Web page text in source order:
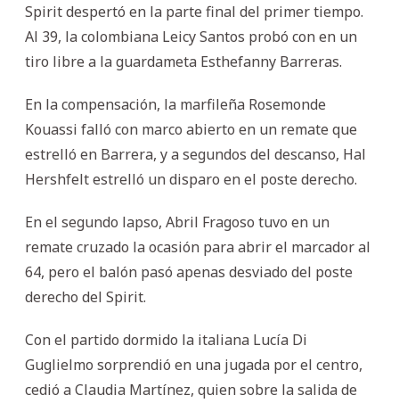
Spirit despertó en la parte final del primer tiempo.
Al 39, la colombiana Leicy Santos probó con en un
tiro libre a la guardameta Esthefanny Barreras.
En la compensación, la marfileña Rosemonde
Kouassi falló con marco abierto en un remate que
estrelló en Barrera, y a segundos del descanso, Hal
Hershfelt estrelló un disparo en el poste derecho.
En el segundo lapso, Abril Fragoso tuvo en un
remate cruzado la ocasión para abrir el marcador al
64, pero el balón pasó apenas desviado del poste
derecho del Spirit.
Con el partido dormido la italiana Lucía Di
Guglielmo sorprendió en una jugada por el centro,
cedió a Claudia Martínez, quien sobre la salida de